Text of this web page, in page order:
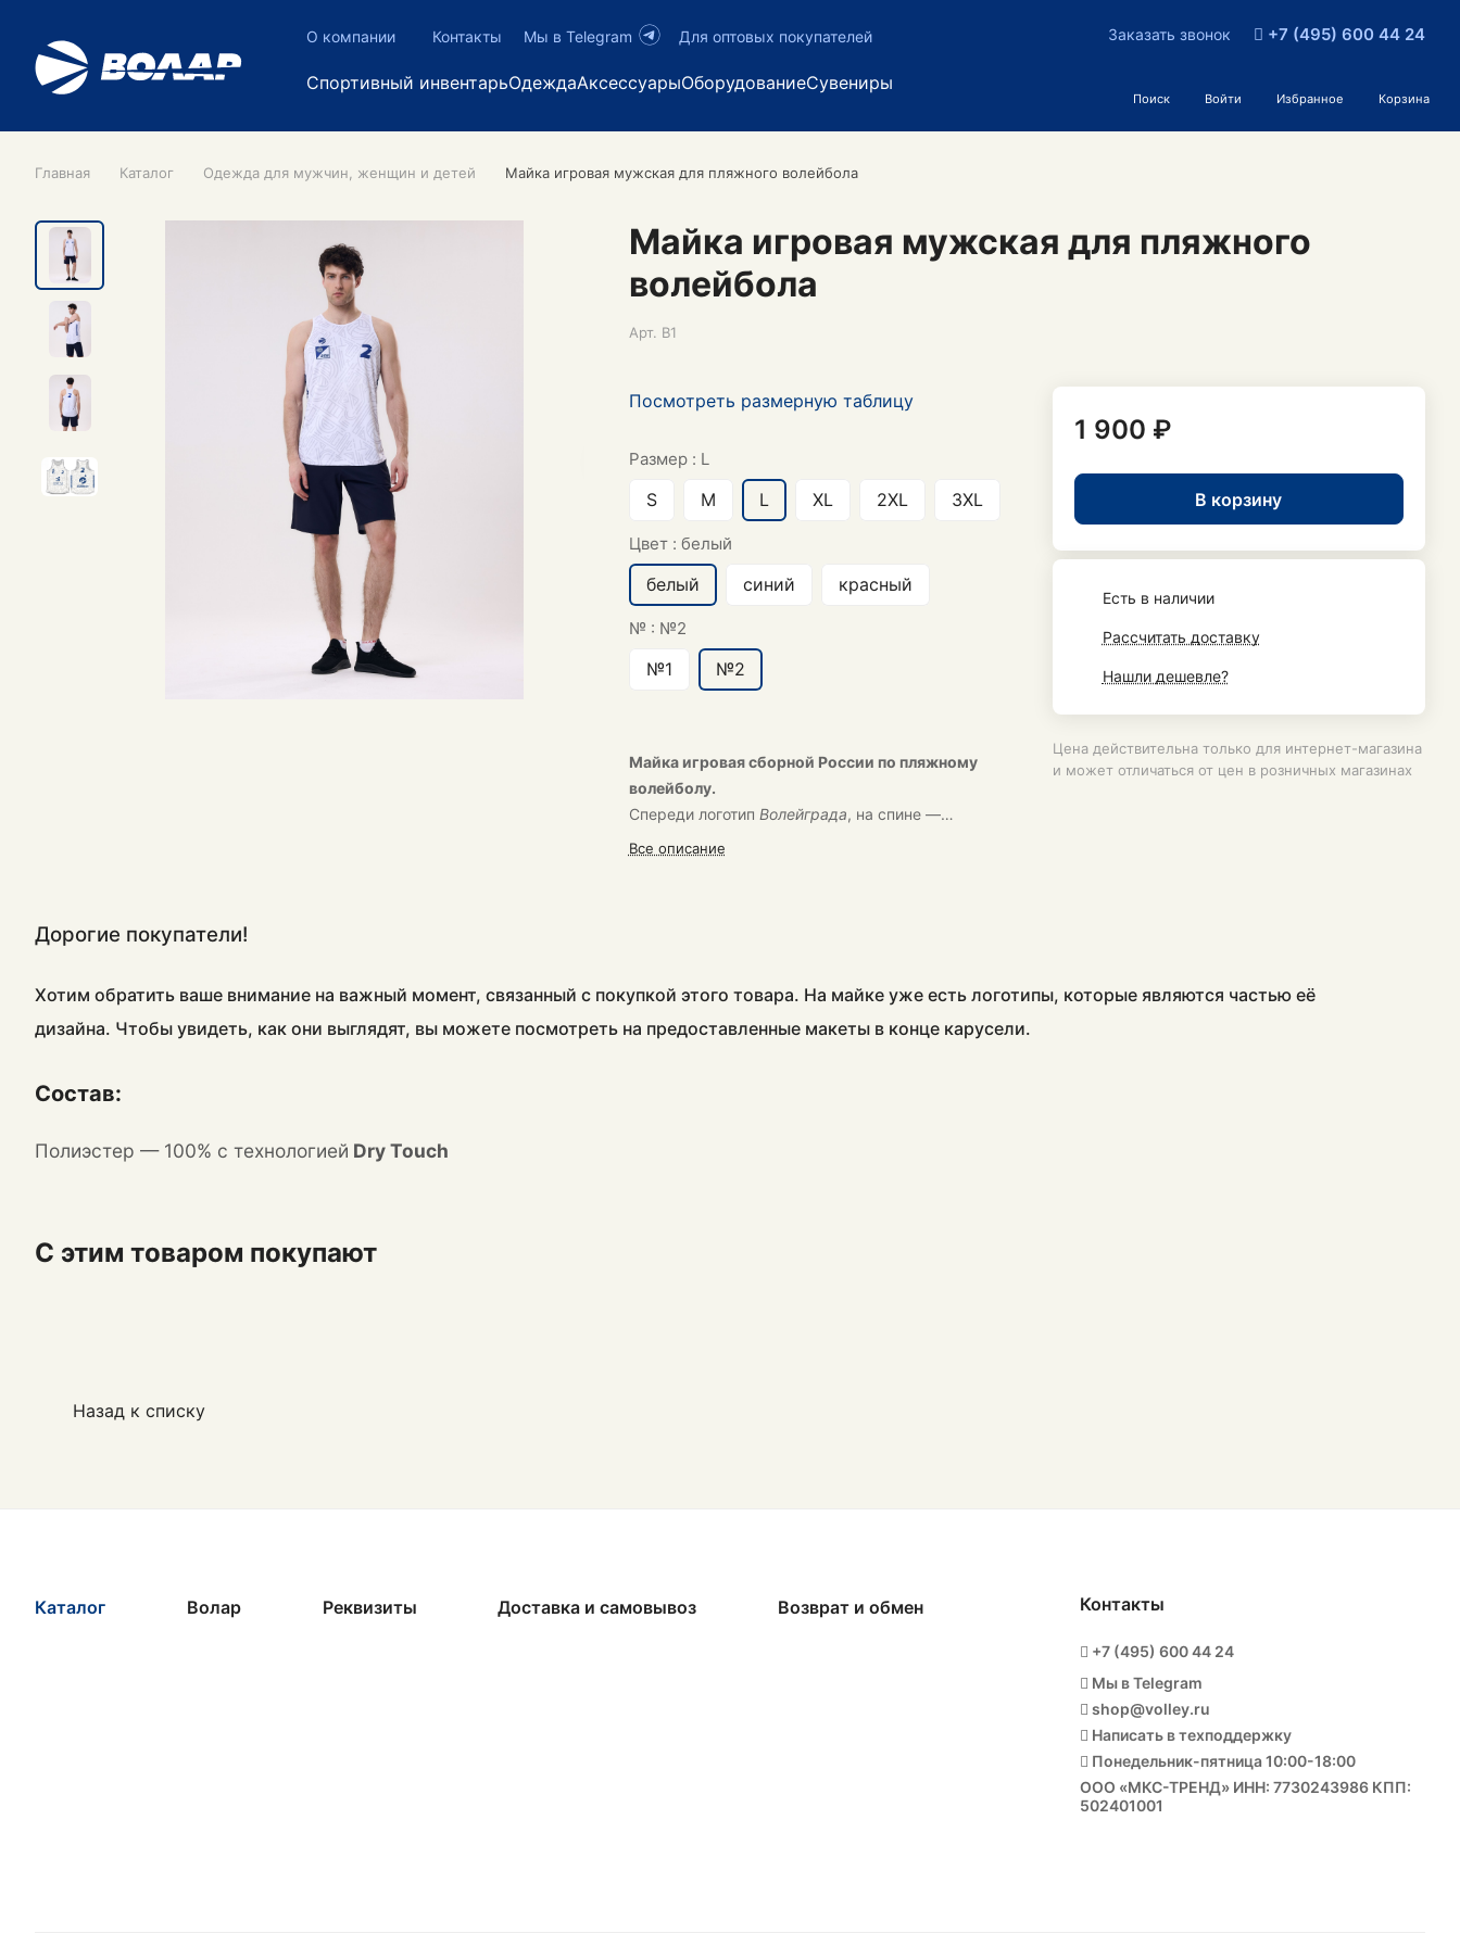
О компании Контакты Мы в Telegram Для оптовых покупателей
Спортивный инвентарьОдеждаАксессуарыОборудованиеСувениры
Заказать звонок +7 (495) 600 44 24
Поиск Войти Избранное Корзина
Главная Каталог Одежда для мужчин, женщин и детей Майка игровая мужская для пляжного волейбола
Майка игровая мужская для пляжного
волейбола
Арт. B1
Посмотреть размерную таблицу
Размер : L
S M L XL 2XL 3XL
Цвет : белый
белый синий красный
№ : №2
№1 №2
Майка игровая сборной России по пляжному
волейболу.
Спереди логотип Волейграда, на спине —
телеканала «
Все описание
1 900 ₽
В корзину
Есть в наличии
Рассчитать доставку
Нашли дешевле?
Цена действительна только для интернет-магазина
и может отличаться от цен в розничных магазинах
Дорогие покупатели!
Хотим обратить ваше внимание на важный момент, связанный с покупкой этого товара. На майке уже есть логотипы, которые являются частью её
дизайна. Чтобы увидеть, как они выглядят, вы можете посмотреть на предоставленные макеты в конце карусели.
Состав:
Полиэстер — 100% с технологией Dry Touch
С этим товаром покупают
Назад к списку
Каталог Волар Реквизиты Доставка и самовывоз Возврат и обмен Контакты
+7 (495) 600 44 24
Мы в Telegram
shop@volley.ru
Написать в техподдержку
Понедельник-пятница 10:00-18:00
ООО «МКС-ТРЕНД» ИНН: 7730243986 КПП:
502401001